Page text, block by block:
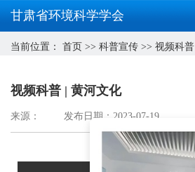
甘肃省环境科学学会
当前位置： 首页 >> 科普宣传 >> 视频科普
视频科普 | 黄河文化
来源： 发布日期：2023-07-19